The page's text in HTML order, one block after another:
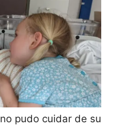
pudo cuidar de su